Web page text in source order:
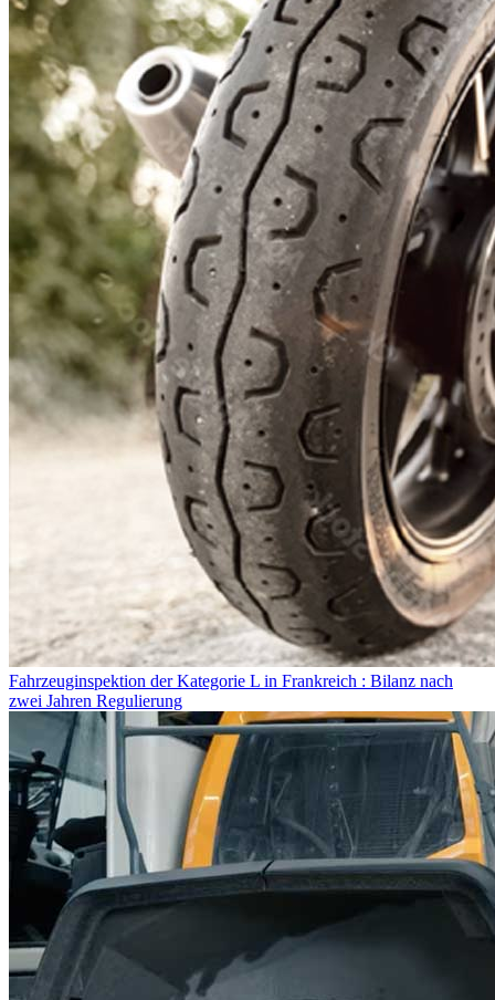
Fahrzeuginspektion der Kategorie L in Frankreich : Bilanz nach
zwei Jahren Regulierung